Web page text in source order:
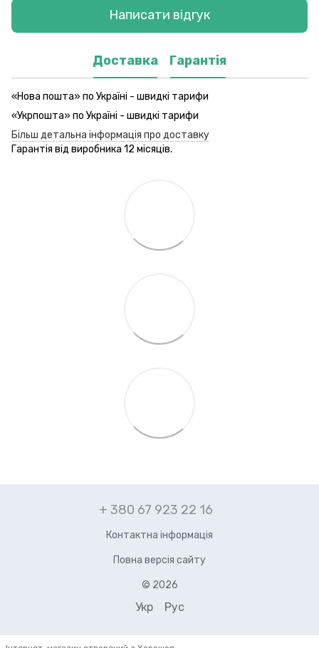
Написати відгук
Доставка Гарантія
«Нова пошта» по Україні - швидкі тарифи
«Укрпошта» по Україні - швидкі тарифи
Більш детальна інформація про доставку
Гарантія від виробника 12 місяців.
+ 380 67 923 22 16
Контактна інформація
Повна версія сайту
© 2026
Укр Рус